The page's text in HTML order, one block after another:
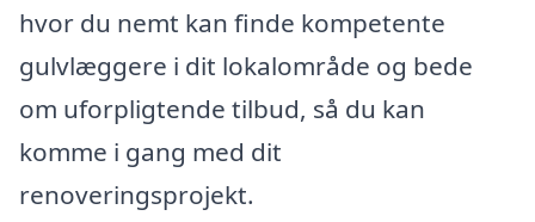
hvor du nemt kan finde kompetente
gulvlæggere i dit lokalområde og bede
om uforpligtende tilbud, så du kan
komme i gang med dit
renoveringsprojekt.